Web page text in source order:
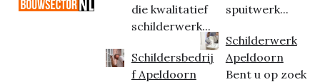
die kwalitatief
schilderwerk...
Schildersbedrij
f Apeldoorn
spuitwerk...
Schilderwerk
Apeldoorn
Bent u op zoek